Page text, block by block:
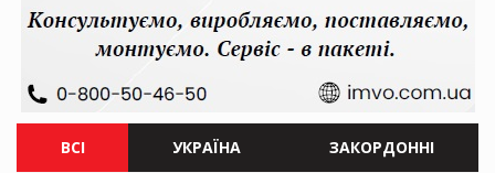
ВСІ УКРАЇНА ЗАКОРДОННІ